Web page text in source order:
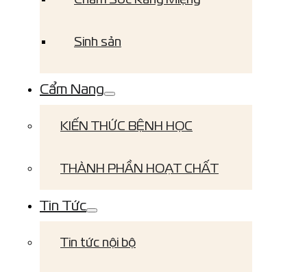
Sinh sản
Cẩm Nang
KIẾN THỨC BỆNH HỌC
THÀNH PHẦN HOẠT CHẤT
Tin Tức
Tin tức nội bộ